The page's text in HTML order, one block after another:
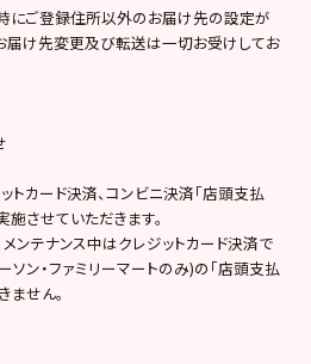
にご登録住所以外のお届け先の設定が
届け先変更及び転送は一切お受けしてお
トカード決済、コンビニ決済「店頭支払
施させていただきます。
ンテナンス中はクレジットカード決済で
ソン・ファミリーマートのみ)の「店頭支払
ません。